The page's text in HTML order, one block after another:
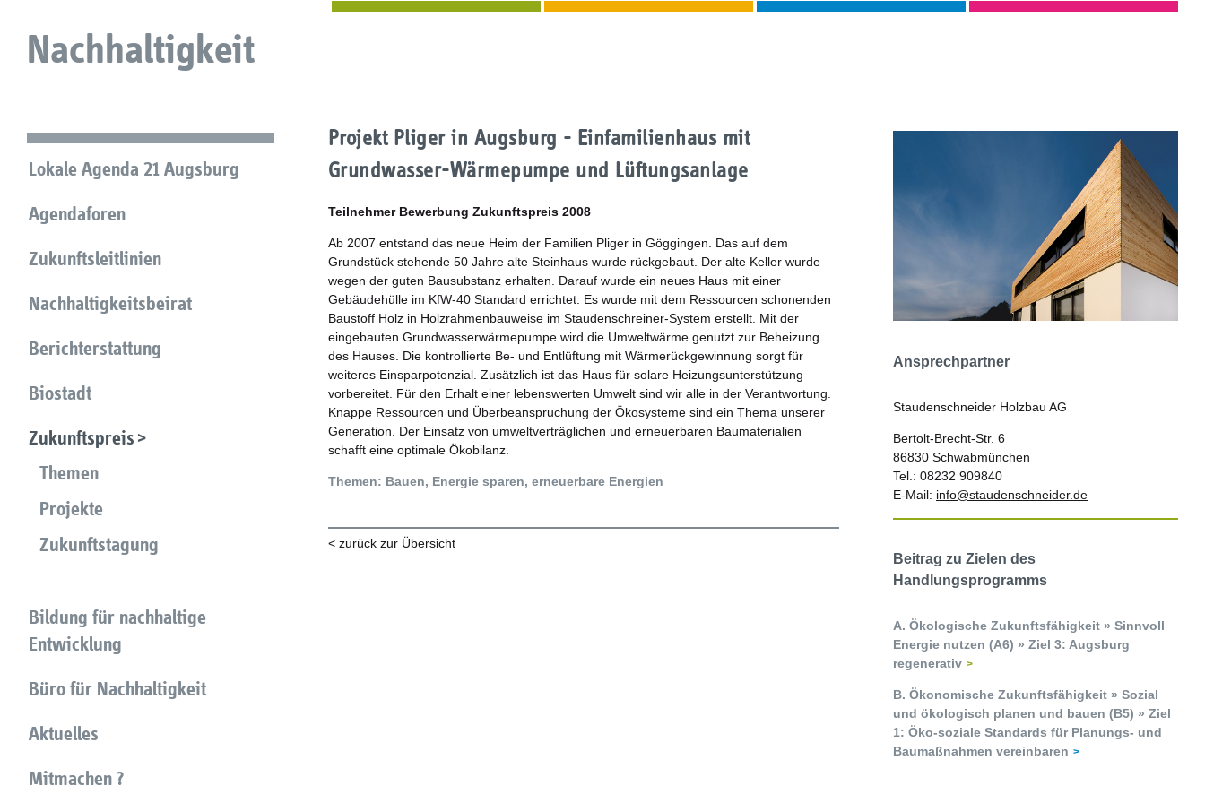
Nachhaltigkeit
Lokale Agenda 21 Augsburg
Agendaforen
Zukunftsleitlinien
Nachhaltigkeitsbeirat
Berichterstattung
Biostadt
Zukunftspreis
Themen
Projekte
Zukunftstagung
Bildung für nachhaltige
Entwicklung
Büro für Nachhaltigkeit
Aktuelles
Mitmachen ?
Projekt Pliger in Augsburg - Einfamilienhaus mit
Grundwasser-Wärmepumpe und Lüftungsanlage
Teilnehmer Bewerbung Zukunftspreis 2008
Ab 2007 entstand das neue Heim der Familien Pliger in Göggingen. Das auf dem
Grundstück stehende 50 Jahre alte Steinhaus wurde rückgebaut. Der alte Keller wurde
wegen der guten Bausubstanz erhalten. Darauf wurde ein neues Haus mit einer
Gebäudehülle im KfW-40 Standard errichtet. Es wurde mit dem Ressourcen schonenden
Baustoff Holz in Holzrahmenbauweise im Staudenschreiner-System erstellt. Mit der
eingebauten Grundwasserwärmepumpe wird die Umweltwärme genutzt zur Beheizung
des Hauses. Die kontrollierte Be- und Entlüftung mit Wärmerückgewinnung sorgt für
weiteres Einsparpotenzial. Zusätzlich ist das Haus für solare Heizungsunterstützung
vorbereitet. Für den Erhalt einer lebenswerten Umwelt sind wir alle in der Verantwortung.
Knappe Ressourcen und Überbeanspruchung der Ökosysteme sind ein Thema unserer
Generation. Der Einsatz von umweltverträglichen und erneuerbaren Baumaterialien
schafft eine optimale Ökobilanz.
Themen: Bauen, Energie sparen, erneuerbare Energien
< zurück zur Übersicht
Ansprechpartner
Staudenschneider Holzbau AG
Bertolt-Brecht-Str. 6
86830 Schwabmünchen
Tel.: 08232 909840
E-Mail: info@staudenschneider.de
Beitrag zu Zielen des
Handlungsprogramms
A. Ökologische Zukunftsfähigkeit » Sinnvoll
Energie nutzen (A6) » Ziel 3: Augsburg
regenerativ
B. Ökonomische Zukunftsfähigkeit » Sozial
und ökologisch planen und bauen (B5) » Ziel
1: Öko-soziale Standards für Planungs- und
Baumaßnahmen vereinbaren